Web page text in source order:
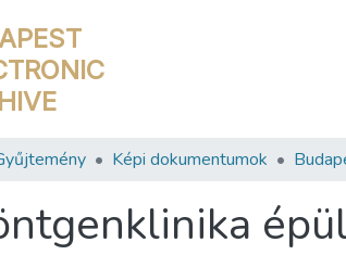
Képi dokumentumok